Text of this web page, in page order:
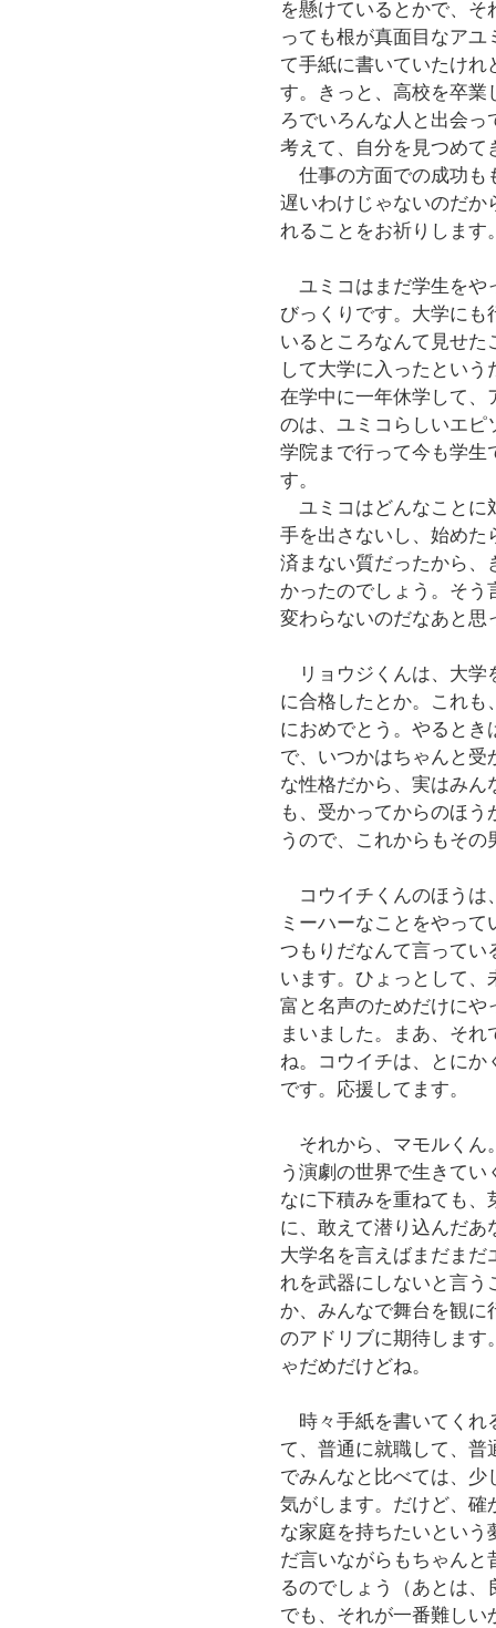
を懸けているとかで、
っても根が真面目なア
て手紙に書いていたけ
す。きっと、高校を卒業
ろでいろんな人と出会
考えて、自分を見つめて
仕事の方面での成功も
遅いわけじゃないのだか
れることをお祈りします
ユミコはまだ学生をや
びっくりです。大学に
いるところなんて見せ
して大学に入ったとい
在学中に一年休学して、
のは、ユミコらしいエピ
学院まで行って今も学生
す。
ユミコはどんなことに
手を出さないし、始めた
済まない質だったから、
かったのでしょう。そ
変わらないのだなあと思
リョウジくんは、大学
に合格したとか。これ
におめでとう。やると
で、いつかはちゃんと
な性格だから、実はみ
も、受かってからのほ
うので、これからもそ
コウイチくんのほうは
ミーハーなことをやっ
つもりだなんて言ってい
います。ひょっとして
富と名声のためだけにや
まいました。まあ、そ
ね。コウイチは、とに
です。応援してます。
それから、マモルくん
う演劇の世界で生きて
なに下積みを重ねても
に、敢えて潜り込んだ
大学名を言えばまだま
れを武器にしないと言う
か、みんなで舞台を観
のアドリブに期待します
ゃだめだけどね。
時々手紙を書いてくれ
て、普通に就職して、
でみんなと比べては、
気がします。だけど、確
な家庭を持ちたいとい
だ言いながらもちゃん
るのでしょう（あとは
でも、それが一番難し